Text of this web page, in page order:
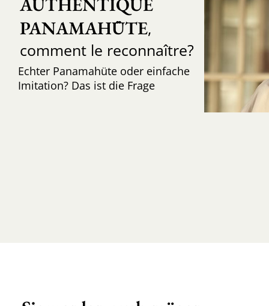
PANAMAHÜTE,
comment le reconnaître?
Echter Panamahüte oder einfache
Imitation? Das ist die Frage